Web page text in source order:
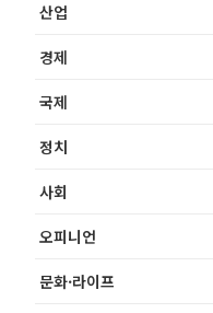
산업
경제
국제
정치
사회
오피니언
문화·라이프